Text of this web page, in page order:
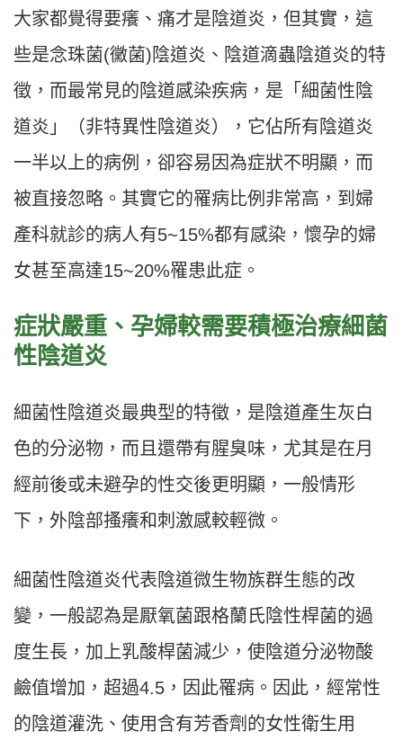
大家都覺得要癢、痛才是陰道炎，但其實，這
些是念珠菌(黴菌)陰道炎、陰道滴蟲陰道炎的特
徵，而最常見的陰道感染疾病，是「細菌性陰
道炎」（非特異性陰道炎），它佔所有陰道炎
一半以上的病例，卻容易因為症狀不明顯，而
被直接忽略。其實它的罹病比例非常高，到婦
產科就診的病人有5~15%都有感染，懷孕的婦
女甚至高達15~20%罹患此症。
症狀嚴重、孕婦較需要積極治療細菌
性陰道炎
細菌性陰道炎最典型的特徵，是陰道產生灰白
色的分泌物，而且還帶有腥臭味，尤其是在月
經前後或未避孕的性交後更明顯，一般情形
下，外陰部搔癢和刺激感較輕微。
細菌性陰道炎代表陰道微生物族群生態的改
變，一般認為是厭氧菌跟格蘭氏陰性桿菌的過
度生長，加上乳酸桿菌減少，使陰道分泌物酸
鹼值增加，超過4.5，因此罹病。因此，經常性
的陰道灌洗、使用含有芳香劑的女性衛生用